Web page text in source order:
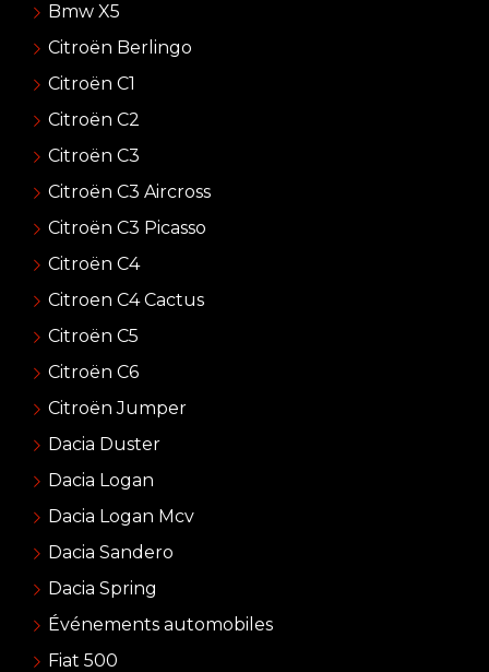
Bmw X5
Citroën Berlingo
Citroën C1
Citroën C2
Citroën C3
Citroën C3 Aircross
Citroën C3 Picasso
Citroën C4
Citroen C4 Cactus
Citroën C5
Citroën C6
Citroën Jumper
Dacia Duster
Dacia Logan
Dacia Logan Mcv
Dacia Sandero
Dacia Spring
Événements automobiles
Fiat 500